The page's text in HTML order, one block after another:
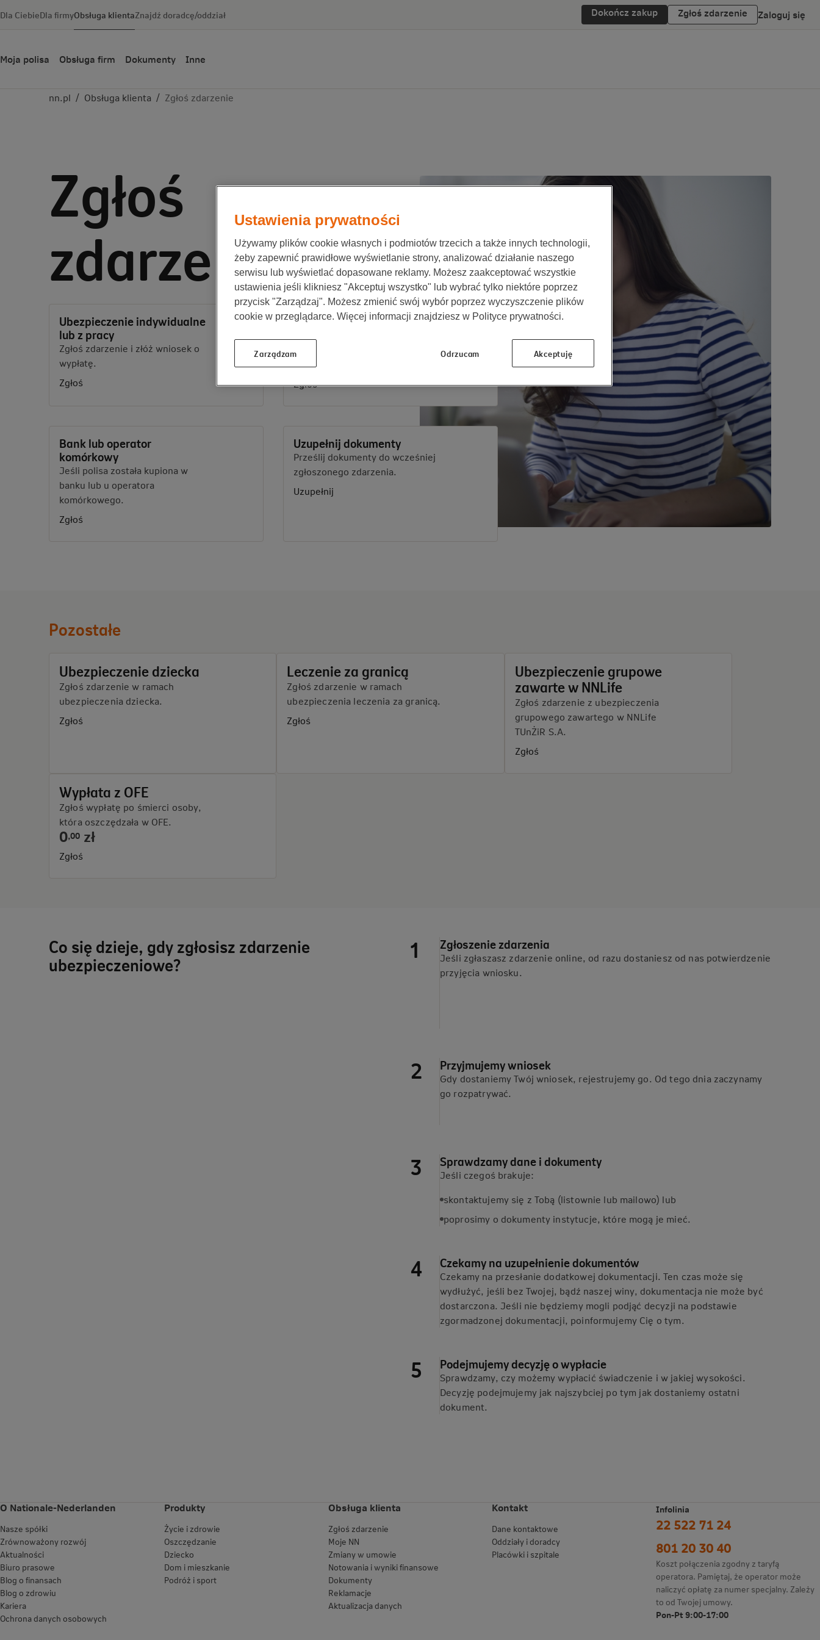
Dla CiebieDla firmyObsługa klientaZnajdź doradcę/oddział Dokończ zakup Zgłoś zdarzenie Zaloguj się
Moja polisa Obsługa firm Dokumenty Inne
nn.pl / Obsługa klienta / Zgłoś zdarzenie
Zgłoś
zdarzenie
Ubezpieczenie indywidualne
lub z pracy
Zgłoś zdarzenie i złóż wniosek o
wypłatę.
Zgłoś
Ubezpieczenie majątkowe
wypadku rowerzysty (NNW).
Zgłoś
Bank lub operator
komórkowy
Jeśli polisa została kupiona w
banku lub u operatora
komórkowego.
Zgłoś
Uzupełnij dokumenty
Prześlij dokumenty do wcześniej
zgłoszonego zdarzenia.
Uzupełnij
Pozostałe
Ubezpieczenie dziecka
Zgłoś zdarzenie w ramach
ubezpieczenia dziecka.
Zgłoś
Leczenie za granicą
Zgłoś zdarzenie w ramach
ubezpieczenia leczenia za granicą.
Zgłoś
Ubezpieczenie grupowe
zawarte w NNLife
Zgłoś zdarzenie z ubezpieczenia
grupowego zawartego w NNLife
TUnŻiR S.A.
Zgłoś
Wypłata z OFE
Zgłoś wypłatę po śmierci osoby,
która oszczędzała w OFE.
0,00 zł
Zgłoś
Co się dzieje, gdy zgłosisz zdarzenie
ubezpieczeniowe?
Zgłoszenie zdarzenia
Jeśli zgłaszasz zdarzenie online, od razu dostaniesz od nas potwierdzenie
przyjęcia wniosku.
Przyjmujemy wniosek
Gdy dostaniemy Twój wniosek, rejestrujemy go. Od tego dnia zaczynamy
go rozpatrywać.
Sprawdzamy dane i dokumenty
Jeśli czegoś brakuje:
skontaktujemy się z Tobą (listownie lub mailowo) lub
poprosimy o dokumenty instytucje, które mogą je mieć.
Czekamy na uzupełnienie dokumentów
Czekamy na przesłanie dodatkowej dokumentacji. Ten czas może się
wydłużyć, jeśli bez Twojej, bądź naszej winy, dokumentacja nie może być
dostarczona. Jeśli nie będziemy mogli podjąć decyzji na podstawie
zgormadzonej dokumentacji, poinformujemy Cię o tym.
Podejmujemy decyzję o wypłacie
Sprawdzamy, czy możemy wypłacić świadczenie i w jakiej wysokości.
Decyzję podejmujemy jak najszybciej po tym jak dostaniemy ostatni
dokument.
O Nationale-Nederlanden
Nasze spółki
Zrównoważony rozwój
Aktualności
Biuro prasowe
Blog o finansach
Blog o zdrowiu
Kariera
Ochrona danych osobowych
Produkty
Życie i zdrowie
Oszczędzanie
Dziecko
Dom i mieszkanie
Podróż i sport
Obsługa klienta
Zgłoś zdarzenie
Moje NN
Zmiany w umowie
Notowania i wyniki finansowe
Dokumenty
Reklamacje
Aktualizacja danych
Kontakt
Dane kontaktowe
Oddziały i doradcy
Placówki i szpitale
Infolinia
22 522 71 24
801 20 30 40
Koszt połączenia zgodny z taryfą
operatora. Pamiętaj, że operator może
naliczyć opłatę za numer specjalny. Zależy
to od Twojej umowy.
Pon-Pt 9:00-17:00
Ustawienia prywatności
Używamy plików cookie własnych i podmiotów trzecich a także innych technologii,
żeby zapewnić prawidłowe wyświetlanie strony, analizować działanie naszego
serwisu lub wyświetlać dopasowane reklamy. Możesz zaakceptować wszystkie
ustawienia jeśli klikniesz "Akceptuj wszystko" lub wybrać tylko niektóre poprzez
przycisk "Zarządzaj". Możesz zmienić swój wybór poprzez wyczyszczenie plików
cookie w przeglądarce. Więcej informacji znajdziesz w Polityce prywatności.
Zarządzam Odrzucam Akceptuję